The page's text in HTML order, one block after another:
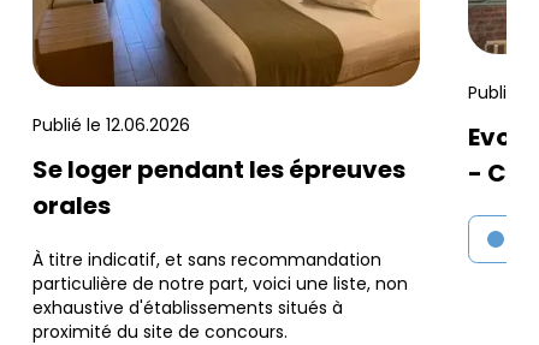
Publié le 12.06.2026
Se loger pendant les épreuves
orales
À titre indicatif, et sans recommandation
particulière de notre part, voici une liste, non
exhaustive d'établissements situés à
proximité du site de concours.
Publié
-